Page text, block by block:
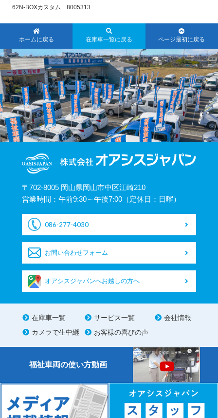
62N-BOXカスタム 8005313
ホームに戻る 在庫車一覧に戻る ページ最初に戻る
〒702-8005 岡山県岡山市中区江崎210
営業時間：午前9:30～午後7:00（定休日：日曜）
086-277-4030
お問い合わせフォーム
オアシスジャパンへお越しの方へ
在庫車一覧 サービス一覧
会社情報
カメラで生中継
お客様の喜びの声
福祉車両の使い方動画